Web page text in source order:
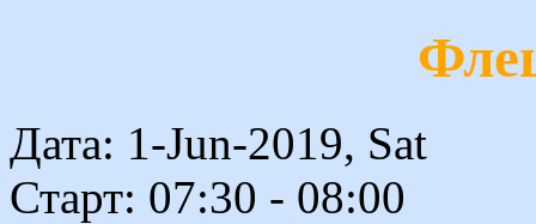
Дата: 1-Jun-2019, Sat
Старт: 07:30 - 08:00